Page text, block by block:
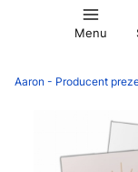
Menu
Aaron - Producent